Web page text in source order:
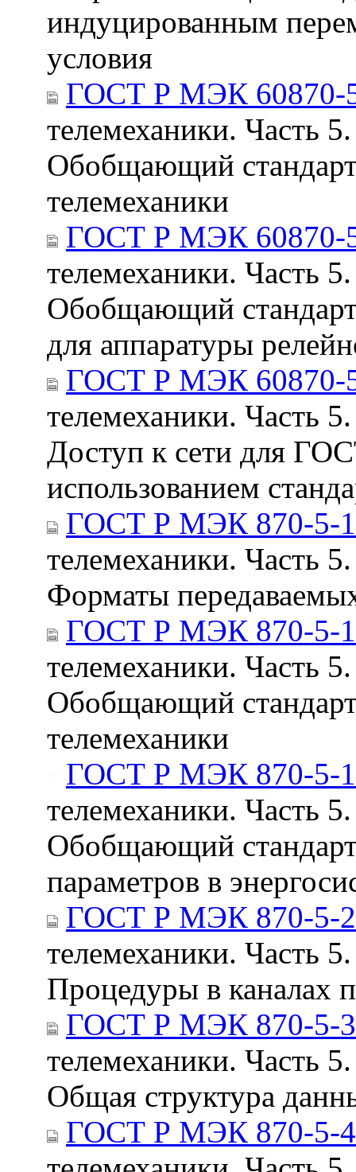
индуцированным
условия
ГОСТ Р МЭК 60870-
телемеханики. Часть
Обобщающий
телемеханики
ГОСТ Р МЭК 60870-
телемеханики. Часть
Обобщающий
для аппаратуры
ГОСТ Р МЭК 60870-
телемеханики. Часть
Доступ к сети для
использованием
ГОСТ Р МЭК 870-5-
телемеханики. Часть
Форматы
ГОСТ Р МЭК 870-5-
телемеханики. Часть
Обобщающий
телемеханики
ГОСТ Р МЭК 870-5-
телемеханики. Часть
Обобщающий стандарт
параметров в
ГОСТ Р МЭК 870-5-
телемеханики. Часть
Процедуры в каналах
ГОСТ Р МЭК 870-5-
телемеханики. Часть
Общая структура
ГОСТ Р МЭК 870-5-